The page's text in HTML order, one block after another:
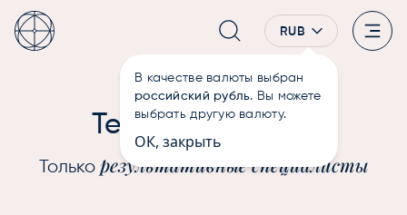
RUB
В качестве валюты выбран
российский рубль. Вы можете
выбрать другую валюту.
ОК, закрыть
Главная — Терапевты
ТерапевтыДуши
Только результативные специалисты